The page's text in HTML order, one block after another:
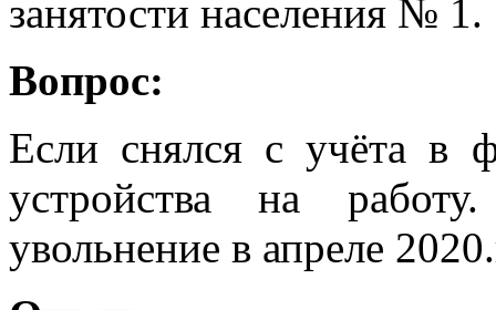
занятости населения № 1.
Вопрос:
Если снялся с учёта в
устройства на
увольнение в апреле